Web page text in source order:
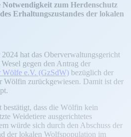
zum Herdenschutz
Erhaltungszustandes der lokalen
hat das Oberverwaltungsgericht
gegen den Antrag der
Wölfe e.V. (GzSdW) bezüglich der
Wölfin zurückgewiesen. Damit ist der
dass die Wölfin kein
Weidetiere ausgerichtetes
würde sich durch den Abschuss der
der lokalen Wolfspopulation im